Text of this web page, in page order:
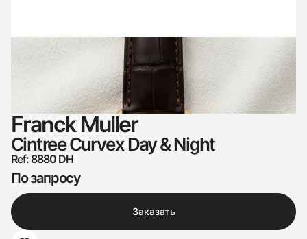
Franck Muller
Cintree Curvex Day & Night
Ref: 8880 DH
По запросу
Заказать